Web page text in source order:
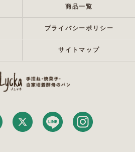
商品一覧
プライバシーポリシー
サイトマップ